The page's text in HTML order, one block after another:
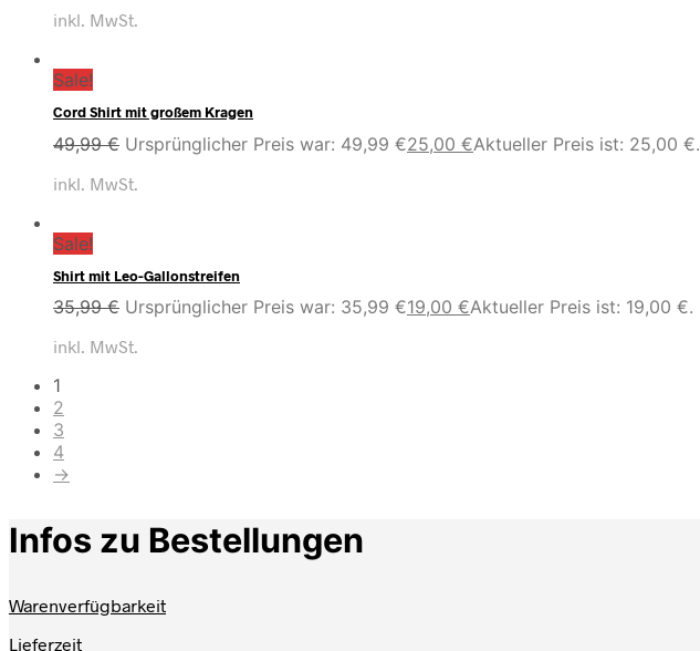
inkl. MwSt.
Sale!
Cord Shirt mit großem Kragen
49,99€ Ursprünglicher Preis war: 49,99 €25,00 €Aktueller Preis ist: 25,00 €.
inkl. MwSt.
Sale!
Shirt mit Leo-Gallonstreifen
35,99€ Ursprünglicher Preis war: 35,99 €19,00 €Aktueller Preis ist: 19,00 €.
inkl. MwSt.
1
2
3
4
→
Infos zu Bestellungen
Warenverfügbarkeit
Lieferzeit